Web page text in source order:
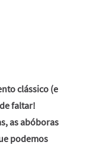
clássico (e
faltar!
as abóboras
podemos